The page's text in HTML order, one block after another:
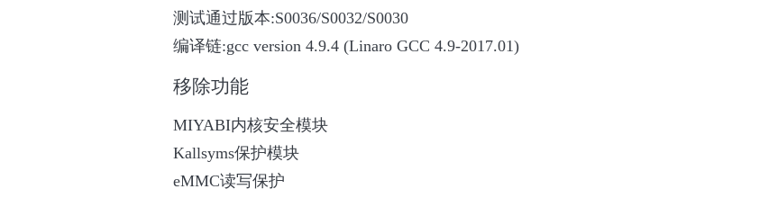
测试通过版本:S0036/S0032/S0030
编译链:gcc version 4.9.4 (Linaro GCC 4.9-2017.01)
移除功能
MIYABI内核安全模块
Kallsyms保护模块
eMMC读写保护